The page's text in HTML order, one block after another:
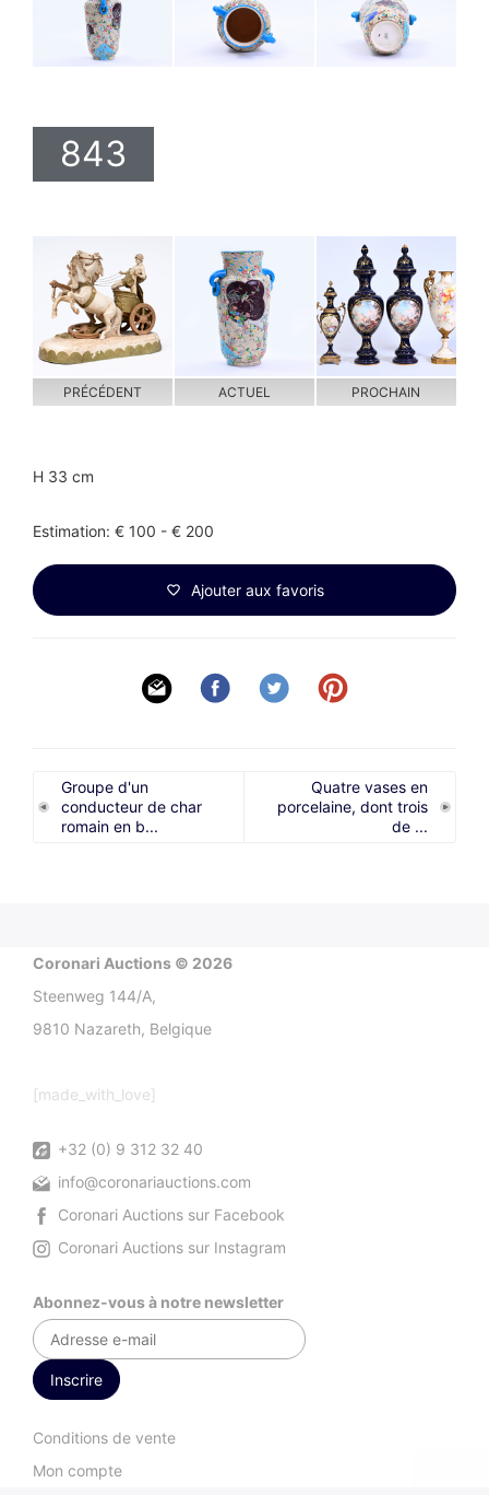
843
PRÉCÉDENT ACTUEL PROCHAIN
H 33 cm
Estimation: € 100 - € 200
Ajouter aux favoris
Groupe d'un
conducteur de char
romain en b...
Quatre vases en
porcelaine, dont trois
de ...
Coronari Auctions © 2026
Steenweg 144/A,
9810 Nazareth, Belgique
[made_with_love]
+32 (0) 9 312 32 40
info@coronariauctions.com
Coronari Auctions sur Facebook
Coronari Auctions sur Instagram
Abonnez-vous à notre newsletter
Conditions de vente
Mon compte